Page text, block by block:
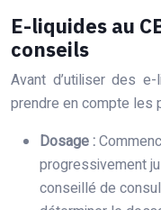
E-liquides au
conseils
Avant d’utiliser des
prendre en compte les
Dosage :
progressivement
conseillé de